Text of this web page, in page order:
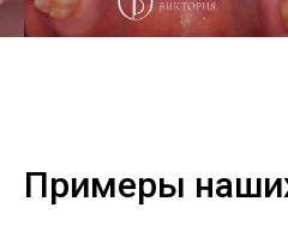
Примеры